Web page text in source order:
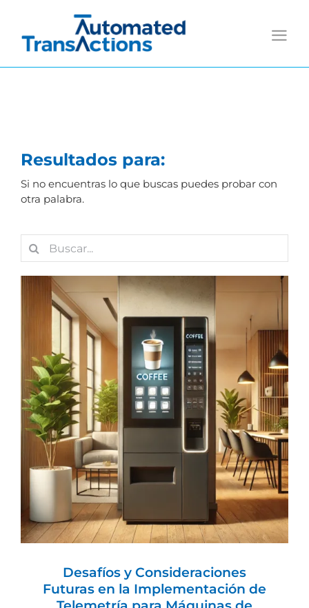
contenido
Resultados para:
Si no encuentras lo que buscas puedes probar con
otra palabra.
Buscar:
Desafíos y Consideraciones Futuras en
la Implementación de Telemetría para
Máquinas de Vending
Ingeniería y desarrollo Vending
Desafíos y Consideraciones
Futuras en la Implementación de